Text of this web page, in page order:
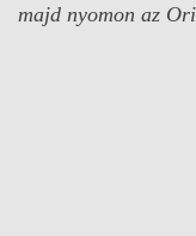
majd nyomon az